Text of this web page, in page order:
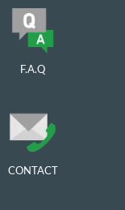
F.A.Q
CONTACT